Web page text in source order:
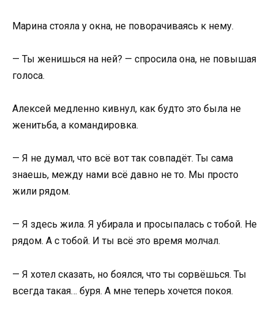
Марина стояла у окна, не поворачиваясь к нему.
— Ты женишься на ней? — спросила она, не повышая
голоса.
Алексей медленно кивнул, как будто это была не
женитьба, а командировка.
— Я не думал, что всё вот так совпадёт. Ты сама
знаешь, между нами всё давно не то. Мы просто
жили рядом.
— Я здесь жила. Я убирала и просыпалась с тобой. Не
рядом. А с тобой. И ты всё это время молчал.
— Я хотел сказать, но боялся, что ты сорвёшься. Ты
всегда такая… буря. А мне теперь хочется покоя.